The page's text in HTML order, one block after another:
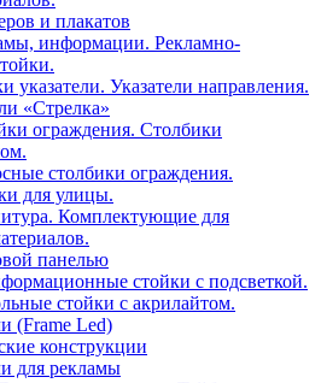
и плакатов
информации. Рекламно-
указатели. Указатели направления.
«Стрелка»
ограждения. Столбики
столбики ограждения.
для улицы.
Комплектующие для
панелью
стойки с подсветкой.
стойки с акрилайтом.
(Frame Led)
конструкции
для рекламы